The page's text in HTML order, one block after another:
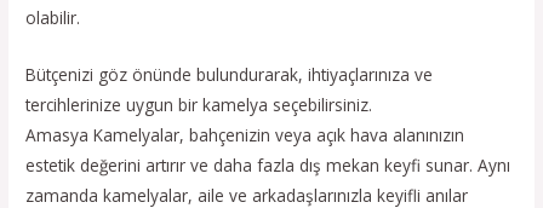
olabilir.
Bütçenizi göz önünde bulundurarak, ihtiyaçlarınıza ve
tercihlerinize uygun bir kamelya seçebilirsiniz.
Amasya Kamelyalar, bahçenizin veya açık hava alanınızın
estetik değerini artırır ve daha fazla dış mekan keyfi sunar. Aynı
zamanda kamelyalar, aile ve arkadaşlarınızla keyifli anılar